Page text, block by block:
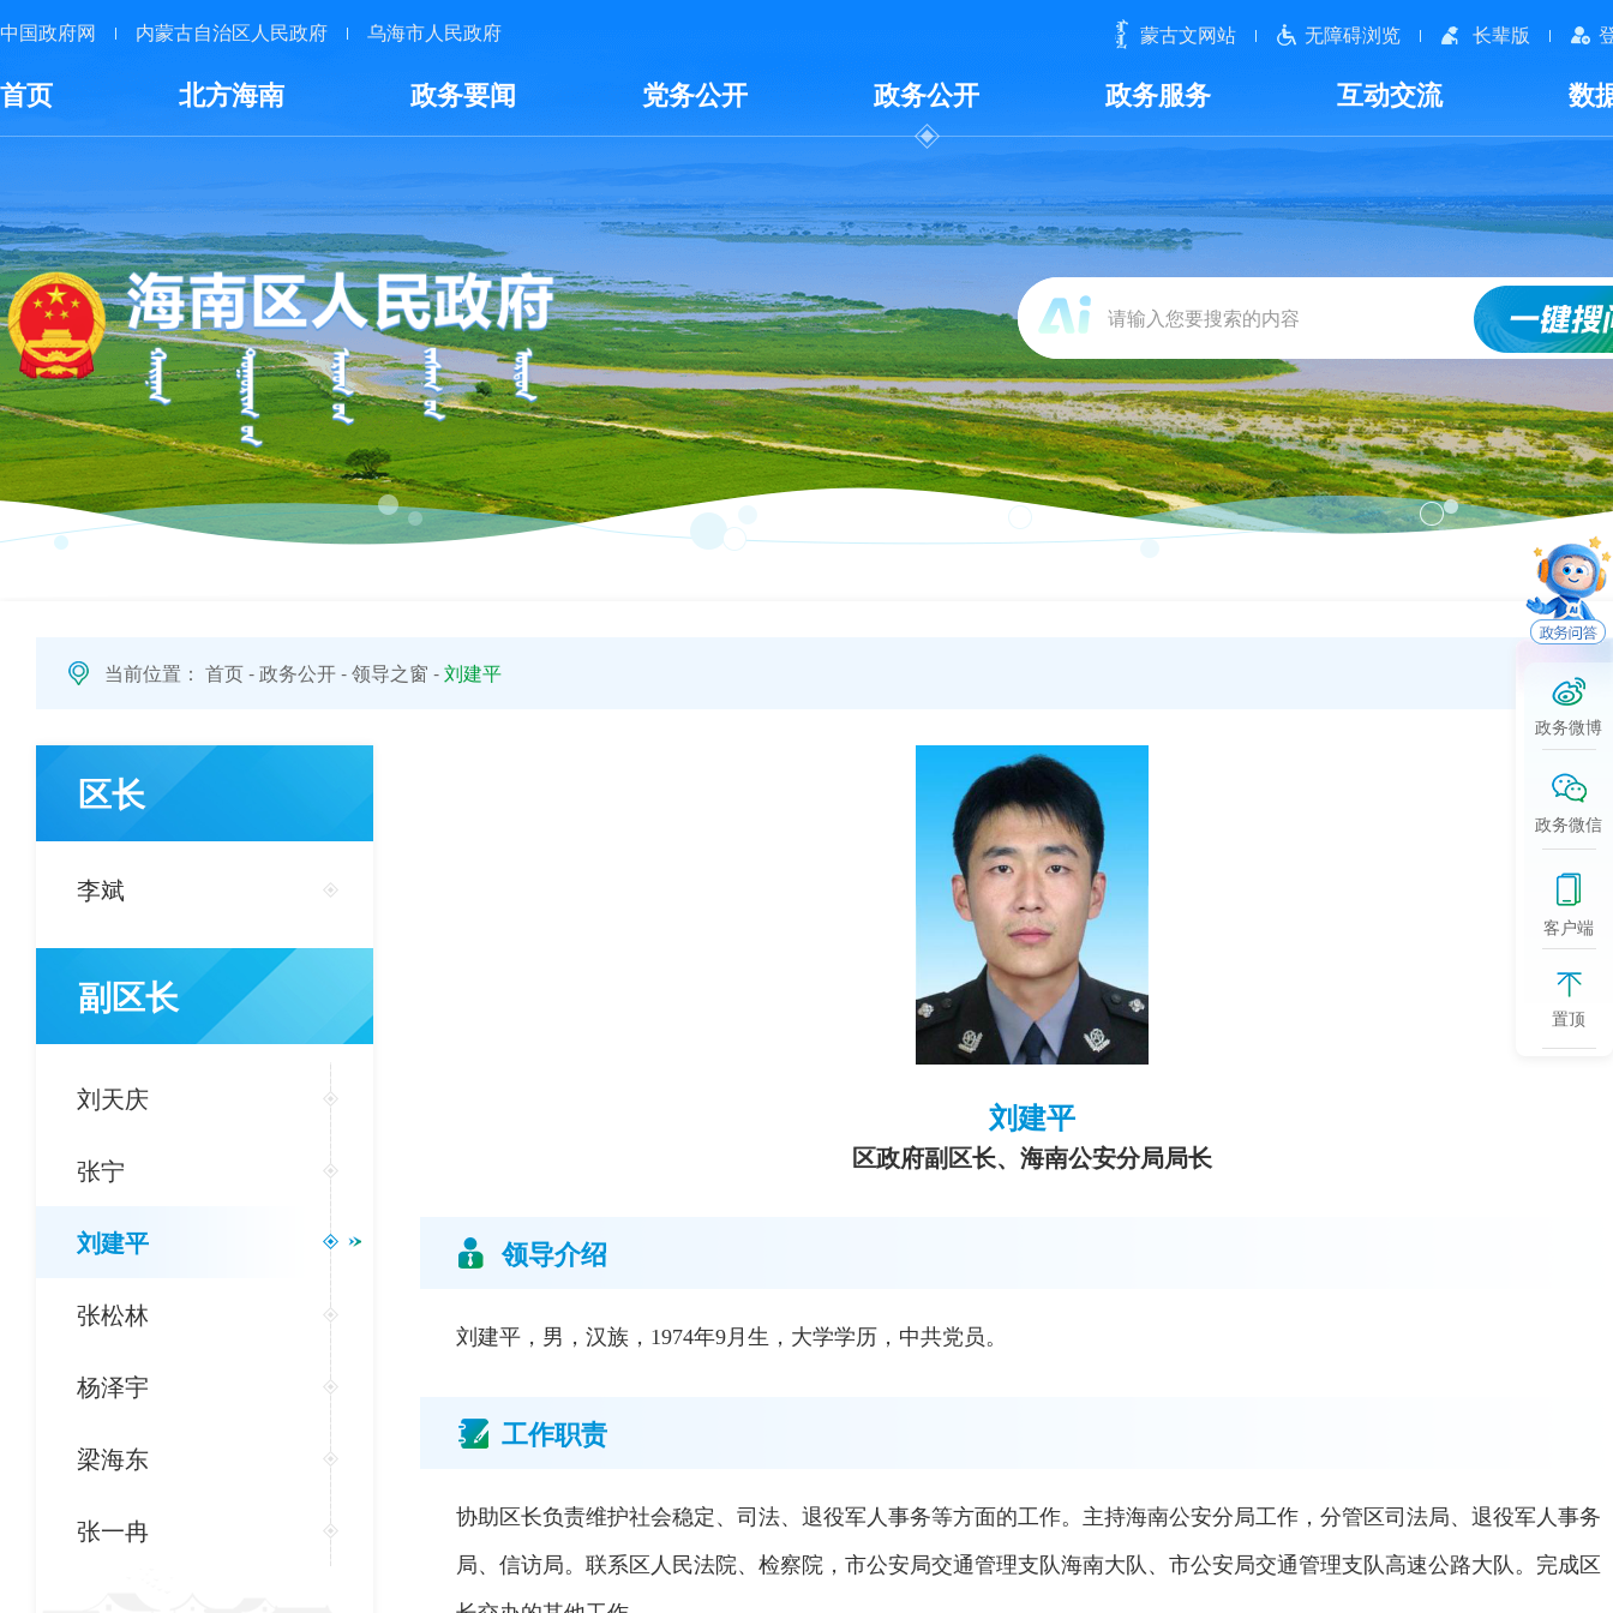
中国政府网 内蒙古自治区人民政府 乌海市人民政府 蒙古文网站 无障碍浏览 长辈版
首页 北方海南 政务要闻 党务公开 政务公开 政务服务 互动交流 数
当前位置： 首页-政务公开-领导之窗 -刘建平
区长
李斌
副区长
刘天庆
张宁
刘建平
张松林
杨泽宇
梁海东
张一冉
刘建平
区政府副区长、海南公安分局局长
领导介绍
刘建平，男，汉族，1974年9月生，大学学历，中共党员。
工作职责
协助区长负责维护社会稳定、司法、退役军人事务等方面的工作。主持海南公安分局工作，分管区司法局、退役军人事务
局、信访局。联系区人民法院、检察院，市公安局交通管理支队海南大队、市公安局交通管理支队高速公路大队。完成区
政务微博
政务微信
客户端
置顶